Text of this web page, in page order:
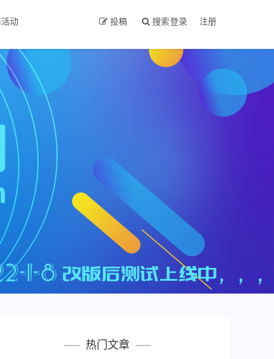
动 投稿 搜索登录 注册
热门文章